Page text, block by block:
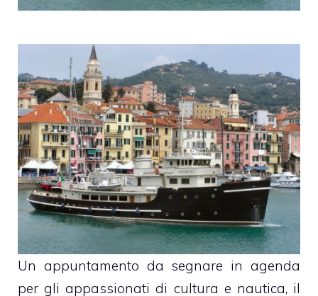
Un appuntamento da segnare in agenda
per gli appassionati di cultura e nautica, il